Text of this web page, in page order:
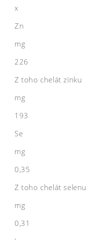
x
Zn
mg
226
Z toho chelát zinku
mg
193
Se
mg
0,35
Z toho chelát selenu
mg
0,31